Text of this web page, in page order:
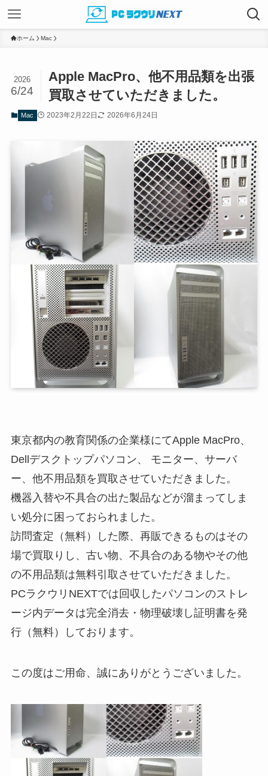
ホーム Mac
Apple MacPro、他不用品類を出張
買取させていただきました。
2026
6/24
Mac 2023年2月22日 2026年6月24日
東京都内の教育関係の企業様にてApple MacPro、
Dellデスクトップパソコン、 モニター、サーバ
ー、他不用品類を買取させていただきました。
機器入替や不具合の出た製品などが溜まってしま
い処分に困っておられました。
訪問査定（無料）した際、再販できるものはその
場で買取りし、古い物、不具合のある物やその他
の不用品類は無料引取させていただきました。
PCラクウリNEXTでは回収したパソコンのストレ
ージ内データは完全消去・物理破壊し証明書を発
行（無料）しております。
この度はご用命、誠にありがとうございました。